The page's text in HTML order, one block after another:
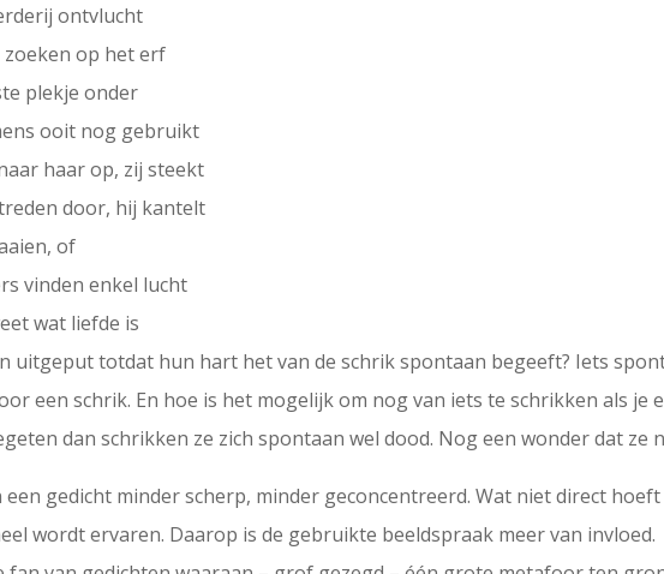
ontvlucht
op het erf
plekje onder
ooit nog gebruikt
haar op, zij steekt
door, hij kantelt
of
vinden enkel lucht
wat liefde is
uitgeput totdat hun hart het van de schrik spontaan begeeft? Iets
een schrik. En hoe is het mogelijk om nog van iets te schrikken als
dan schrikken ze zich spontaan wel dood. Nog een wonder dat ze
gedicht minder scherp, minder geconcentreerd. Wat niet direct
wordt ervaren. Daarop is de gebruikte beeldspraak meer van invloed.